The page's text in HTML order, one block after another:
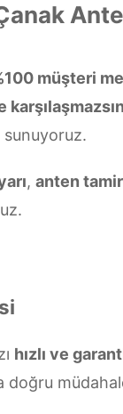
müşteri
sunuyoruz.
, anten
hızlı ve